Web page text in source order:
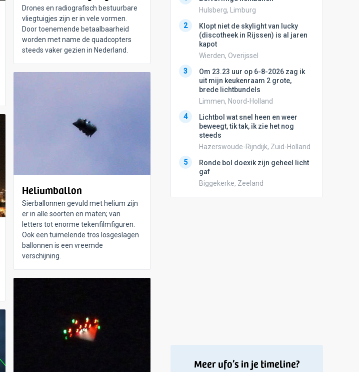
Drones en radiografisch bestuurbare
vliegtuigjes zijn er in vele vormen.
Door toenemende betaalbaarheid
worden met name de quadcopters
steeds vaker gezien in Nederland.
Heliumballon
Sierballonnen gevuld met helium zijn
er in alle soorten en maten; van
letters tot enorme tekenfilmfiguren.
Ook een tuimelende tros losgeslagen
ballonnen is een vreemde
verschijning.
Hulsberg, Limburg
2
Klopt niet de skylight van lucky
(discotheek in Rijssen) is al jaren
kapot
Wierden, Overijssel
3
Om 23.23 uur op 6-8-2026 zag ik
uit mijn keukenraam 2 grote,
brede lichtbundels
Limmen, Noord-Holland
4
Lichtbol wat snel heen en weer
beweegt, tik tak, ik zie het nog
steeds
Hazerswoude-Rijndijk, Zuid-Holland
5
Ronde bol doexik zijn geheel licht
gaf
Biggekerke, Zeeland
Meer ufo’s in je timeline?